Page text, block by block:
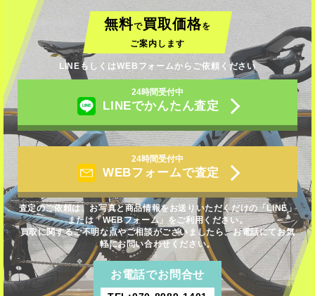
無料で買取価格を
ご案内します
LINEもしくはWEBフォームからご依頼ください
24時間受付中
LINEでかんたん査定
24時間受付中
WEBフォームで査定
査定のご依頼は、お写真と商品情報をお送りいただくだけの「LINE」
または「WEBフォーム」をご利用ください。
買取に関するご不明な点やご相談がございましたら、お電話にてお気
軽にお問い合わせください。
お電話でお問合せ